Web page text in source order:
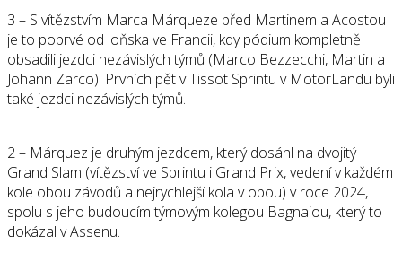
3 – S vítězstvím Marca Márqueze před Martinem a Acostou
je to poprvé od loňska ve Francii, kdy pódium kompletně
obsadili jezdci nezávislých týmů (Marco Bezzecchi, Martin a
Johann Zarco). Prvních pět v Tissot Sprintu v MotorLandu byli
také jezdci nezávislých týmů.
2 – Márquez je druhým jezdcem, který dosáhl na dvojitý
Grand Slam (vítězství ve Sprintu i Grand Prix, vedení v každém
kole obou závodů a nejrychlejší kola v obou) v roce 2024,
spolu s jeho budoucím týmovým kolegou Bagnaiou, který to
dokázal v Assenu.